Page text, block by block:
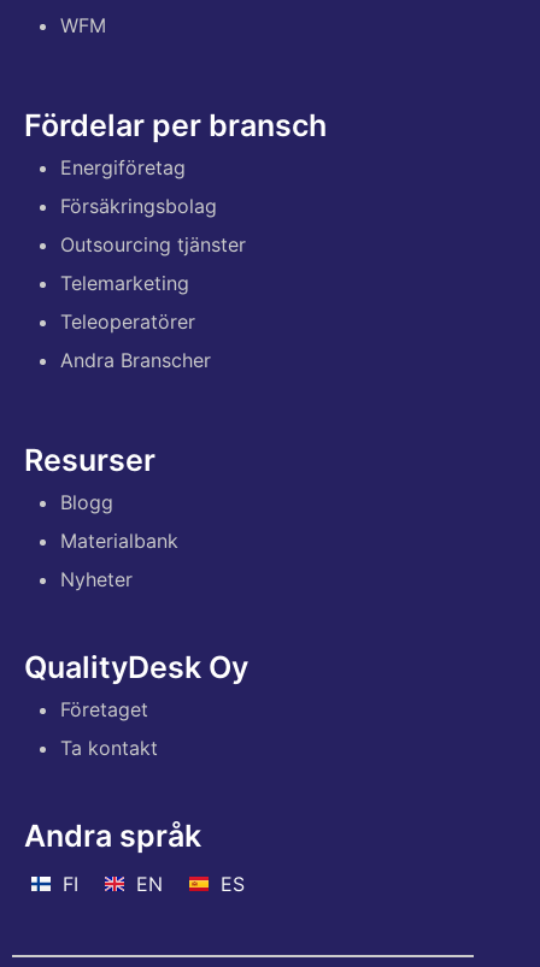
WFM
Fördelar per bransch
Energiföretag
Försäkringsbolag
Outsourcing tjänster
Telemarketing
Teleoperatörer
Andra Branscher
Resurser
Blogg
Materialbank
Nyheter
QualityDesk Oy
Företaget
Ta kontakt
Andra språk
FI EN ES